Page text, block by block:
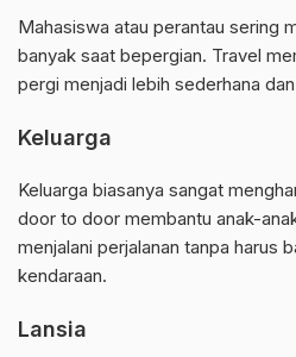
Mahasiswa atau perantau sering
banyak saat bepergian. Travel
pergi menjadi lebih sederhana
Keluarga
Keluarga biasanya sangat
door to door membantu anak-
menjalani perjalanan tanpa harus
kendaraan.
Lansia